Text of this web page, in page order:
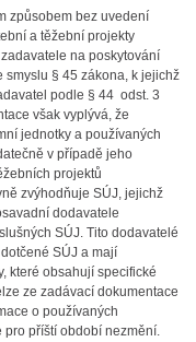
způsobem bez uvedení
a těžební projekty
na poskytování
smyslu § 45 zákona, k jejichž
podle § 44 odst. 3
však vyplývá, že
jednotky a používaných
v případě jeho
projektů
zvýhodňuje SÚJ, jejichž
dodavatele
SÚJ. Tito dodavatelé
SÚJ a mají
které obsahují specifické
ze zadávací dokumentace
o používaných
pro příští období nezmění.